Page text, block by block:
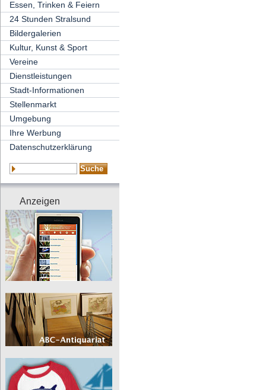
Essen, Trinken & Feiern
24 Stunden Stralsund
Bildergalerien
Kultur, Kunst & Sport
Vereine
Dienstleistungen
Stadt-Informationen
Stellenmarkt
Umgebung
Ihre Werbung
Datenschutzerklärung
Anzeigen